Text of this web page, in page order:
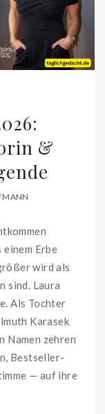
&
einem Erbe
wird als
sind. Laura
Als Tochter
Karasek
Namen zehren
Bestseller-
— auf ihre